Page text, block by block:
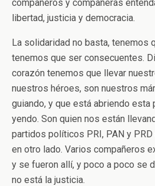
compañeros y compañeras
libertad, justicia y democracia.
La solidaridad no basta, tenemos
tenemos que ser consecuentes.
corazón tenemos que llevar
nuestros héroes, son nuestros
guiando, y que está abriendo esta
yendo. Son quien nos están
partidos políticos PRI, PAN y
en otro lado. Varios compañeros
y se fueron allí, y poco a poco se
no está la justicia.